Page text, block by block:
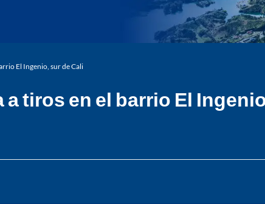
El Ingenio, sur de Cali
tiros en el barrio El